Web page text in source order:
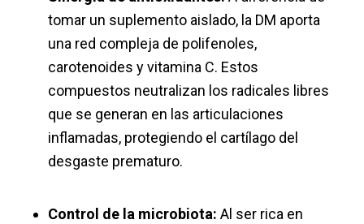
tomar un suplemento aislado, la DM aporta
una red compleja de polifenoles,
carotenoides y vitamina C. Estos
compuestos neutralizan los radicales libres
que se generan en las articulaciones
inflamadas, protegiendo el cartílago del
desgaste prematuro.
Control de la microbiota: Al ser rica en